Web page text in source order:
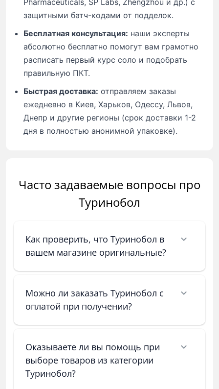
Pharmaceuticals, SP Labs, Zhengzhou и др.) с
защитными батч-кодами от подделок.
Бесплатная консультация: наши эксперты
абсолютно бесплатно помогут вам грамотно
расписать первый курс соло и подобрать
правильную ПКТ.
Быстрая доставка: отправляем заказы
ежедневно в Киев, Харьков, Одессу, Львов,
Днепр и другие регионы (срок доставки 1-2
дня в полностью анонимной упаковке).
Часто задаваемые вопросы про
Туринобол
Как проверить, что Туринобол в
вашем магазине оригинальные?
Можно ли заказать Туринобол с
оплатой при получении?
Оказываете ли вы помощь при
выборе товаров из категории
Туринобол?